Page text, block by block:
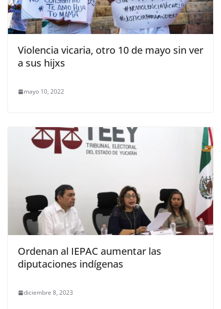
Violencia vicaria, otro 10 de mayo sin ver
a sus hijxs
mayo 10, 2022
Ordenan al IEPAC aumentar las
diputaciones indígenas
diciembre 8, 2023